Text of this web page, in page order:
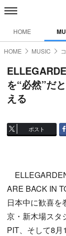
HOME
HOME MUSIC
を“必然”だ
える
ポスト
ARE BACK IN
日本中に歓喜を
京・新木場スタ
PIT、そして8